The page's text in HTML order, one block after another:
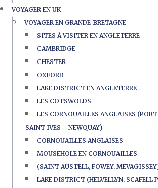
VOYAGER EN UK
VOYAGER EN GRANDE-BRETAGNE
SITES À VISITER EN ANGLETERRE
CAMBRIDGE
CHESTER
OXFORD
LAKE DISTRICT EN ANGLETERRE
LES COTSWOLDS
LES CORNOUAILLES ANGLAISES
SAINT IVES – NEWQUAY)
CORNOUAILLES ANGLAISES
MOUSEHOLE EN CORNOUAILLES
(SAINT AUSTELL, FOWEY,
LAKE DISTRICT (HELVELLYN, SCAFELL